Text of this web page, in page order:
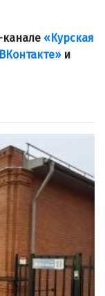
«Курская
и